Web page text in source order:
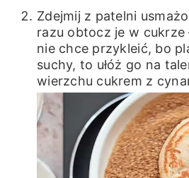
Zdejmij z patelni
razu obtocz je w cukrze
nie chce przykleić, bo
suchy, to ułóż go na
wierzchu cukrem z